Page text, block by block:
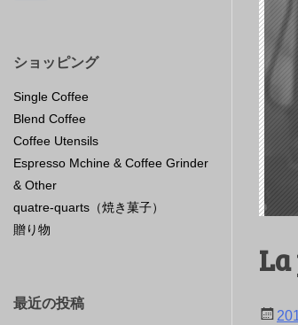
ショッピング
Single Coffee
Blend Coffee
Coffee Utensils
Espresso Mchine & Coffee Grinder
& Other
quatre-quarts（焼き菓子）
贈り物
最近の投稿